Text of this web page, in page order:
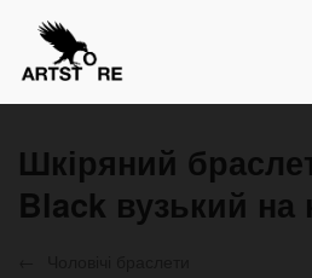
Шкіряний
Black вузький на